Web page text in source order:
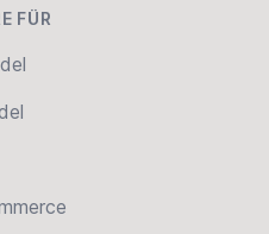
FÜR